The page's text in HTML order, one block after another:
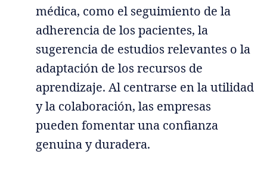
médica, como el seguimiento de la
adherencia de los pacientes, la
sugerencia de estudios relevantes o la
adaptación de los recursos de
aprendizaje. Al centrarse en la utilidad
y la colaboración, las empresas
pueden fomentar una confianza
genuina y duradera.